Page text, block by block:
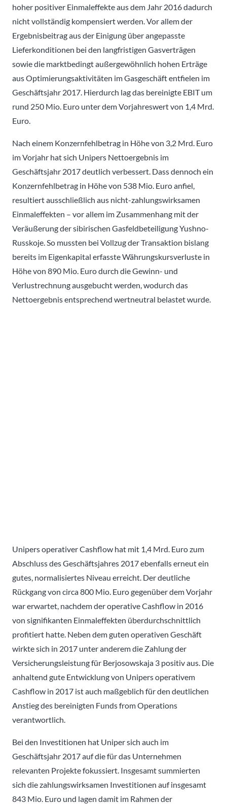
hoher positiver Einmaleffekte aus dem Jahr 2016 dadurch
nicht vollständig kompensiert werden. Vor allem der
Ergebnisbeitrag aus der Einigung über angepasste
Lieferkonditionen bei den langfristigen Gasverträgen
sowie die marktbedingt außergewöhnlich hohen Erträge
aus Optimierungsaktivitäten im Gasgeschäft entfielen im
Geschäftsjahr 2017. Hierdurch lag das bereinigte EBIT um
rund 250 Mio. Euro unter dem Vorjahreswert von 1,4 Mrd.
Euro.
Nach einem Konzernfehlbetrag in Höhe von 3,2 Mrd. Euro
im Vorjahr hat sich Unipers Nettoergebnis im
Geschäftsjahr 2017 deutlich verbessert. Dass dennoch ein
Konzernfehlbetrag in Höhe von 538 Mio. Euro anfiel,
resultiert ausschließlich aus nicht-zahlungswirksamen
Einmaleffekten – vor allem im Zusammenhang mit der
Veräußerung der sibirischen Gasfeldbeteiligung Yushno-
Russkoje. So mussten bei Vollzug der Transaktion bislang
bereits im Eigenkapital erfasste Währungskursverluste in
Höhe von 890 Mio. Euro durch die Gewinn- und
Verlustrechnung ausgebucht werden, wodurch das
Nettoergebnis entsprechend wertneutral belastet wurde.
Unipers operativer Cashflow hat mit 1,4 Mrd. Euro zum
Abschluss des Geschäftsjahres 2017 ebenfalls erneut ein
gutes, normalisiertes Niveau erreicht. Der deutliche
Rückgang von circa 800 Mio. Euro gegenüber dem Vorjahr
war erwartet, nachdem der operative Cashflow in 2016
von signifikanten Einmaleffekten überdurchschnittlich
profitiert hatte. Neben dem guten operativen Geschäft
wirkte sich in 2017 unter anderem die Zahlung der
Versicherungsleistung für Berjosowskaja 3 positiv aus. Die
anhaltend gute Entwicklung von Unipers operativem
Cashflow in 2017 ist auch maßgeblich für den deutlichen
Anstieg des bereinigten Funds from Operations
verantwortlich.
Bei den Investitionen hat Uniper sich auch im
Geschäftsjahr 2017 auf die für das Unternehmen
relevanten Projekte fokussiert. Insgesamt summierten
sich die zahlungswirksamen Investitionen auf insgesamt
843 Mio. Euro und lagen damit im Rahmen der